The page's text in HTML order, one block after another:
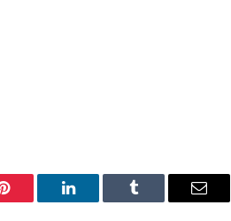
Pinterest LinkedIn Tumblr Email